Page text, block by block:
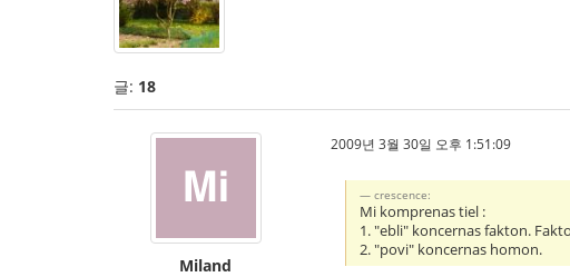
글: 18
Miland
2009년 3월 30일 오후 1:51:09
crescence:
Mi komprenas tiel :
1. "ebli" koncernas fakton.
2. "povi" koncernas homon.